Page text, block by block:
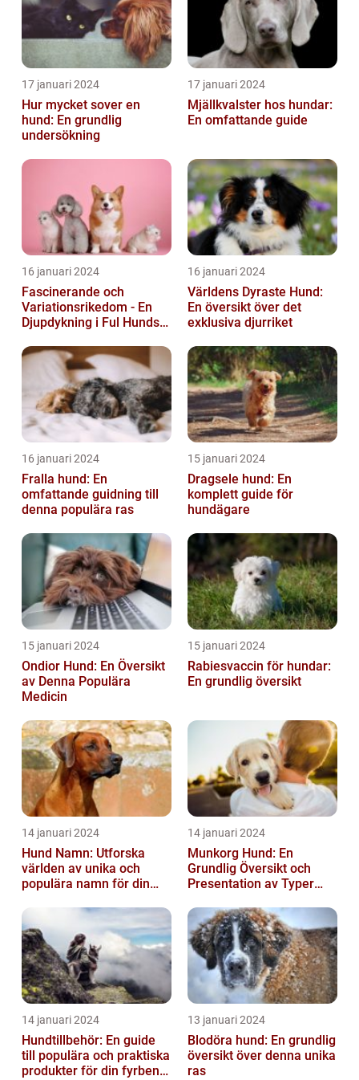
17 januari 2024
Hur mycket sover en
hund: En grundlig
undersökning
17 januari 2024
Mjällkvalster hos hundar:
En omfattande guide
16 januari 2024
Fascinerande och
Variationsrikedom - En
Djupdykning i Ful Hunds
16 januari 2024
Världens Dyraste Hund:
En översikt över det
exklusiva djurriket
16 januari 2024
Fralla hund: En
omfattande guidning till
denna populära ras
15 januari 2024
Dragsele hund: En
komplett guide för
hundägare
15 januari 2024
Ondior Hund: En Översikt
av Denna Populära
Medicin
15 januari 2024
Rabiesvaccin för hundar:
En grundlig översikt
14 januari 2024
Hund Namn: Utforska
världen av unika och
populära namn för din
14 januari 2024
Munkorg Hund: En
Grundlig Översikt och
Presentation av Typer
14 januari 2024
Hundtillbehör: En guide
till populära och praktiska
produkter för din fyrbenta
13 januari 2024
Blodöra hund: En grundlig
översikt över denna unika
ras